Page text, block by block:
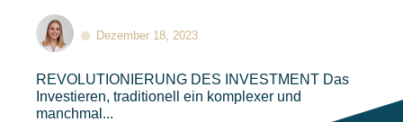
Dezember 18, 2023
REVOLUTIONIERUNG DES INVESTMENT​​ Das
Investieren, traditionell ein komplexer und
manchmal...